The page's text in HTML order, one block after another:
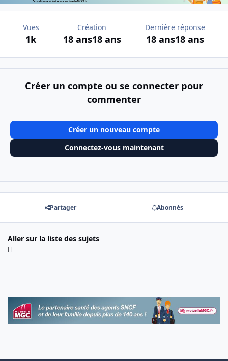
Vues
1k
Création
18 ans18 ans
Dernière réponse
18 ans18 ans
Créer un compte ou se connecter pour
commenter
Créer un nouveau compte
Connectez-vous maintenant
Partager Abonnés
Aller sur la liste des sujets